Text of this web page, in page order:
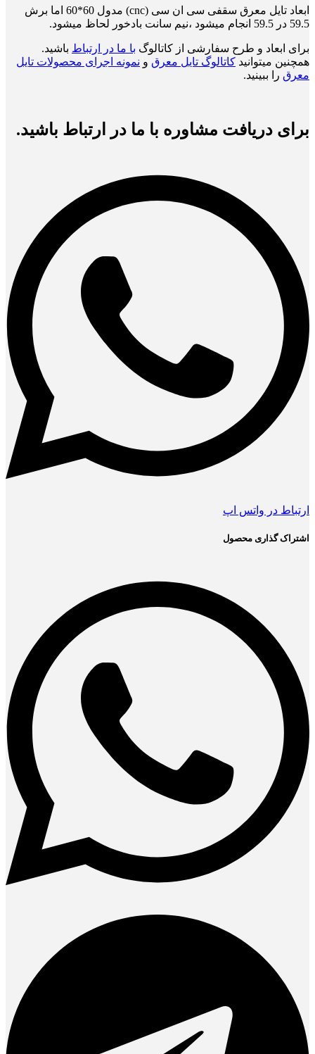
ابعاد تایل معرق سقفی سی ان سی (cnc) مدول 60*60 اما برش
59.5 در 59.5 انجام میشود ،نیم سانت بادخور لحاظ میشود.
برای ابعاد و طرح سفارشی از کاتالوگ با ما در ارتباط باشید.
همچنین میتوانید کاتالوگ تایل معرق و نمونه اجرای محصولات تایل
معرق را ببینید.
برای دریافت مشاوره با ما در ارتباط باشید.
ارتباط در واتس اپ
اشتراک گذاری محصول